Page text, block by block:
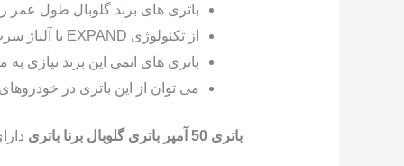
باتری های برند گلوبال طول عمر
از تکنولوژی EXPAND با آلیاژ سرب – کلسیم در ساخت این نوع باتری استفاده شده است.
باتری های اتمی این برند نیازی
می توان از این باتری در خودروهای داخلی و خارجی
باتری 50 آمپر باتری گلوبال برنا باتری دارای 14 ماه گارانتی تعویض با رعایت